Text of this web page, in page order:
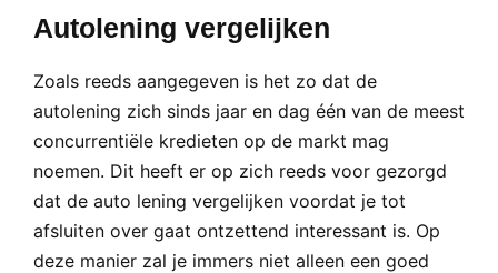
Autolening vergelijken
Zoals reeds aangegeven is het zo dat de
autolening zich sinds jaar en dag één van de meest
concurrentiële kredieten op de markt mag
noemen. Dit heeft er op zich reeds voor gezorgd
dat de auto lening vergelijken voordat je tot
afsluiten over gaat ontzettend interessant is. Op
deze manier zal je immers niet alleen een goed